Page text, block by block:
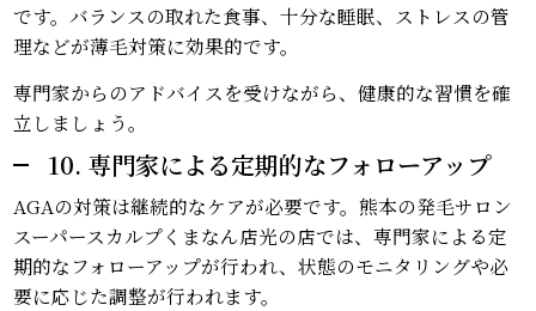
です。バランスの取れた食事、十分な睡眠、ストレスの管
理などが薄毛対策に効果的です。
専門家からのアドバイスを受けながら、健康的な習慣を確
立しましょう。
10. 専門家による定期的なフォローアップ
AGAの対策は継続的なケアが必要です。熊本の発毛サロン
スーパースカルプくまなん店光の店では、専門家による定
期的なフォローアップが行われ、状態のモニタリングや必
要に応じた調整が行われます。